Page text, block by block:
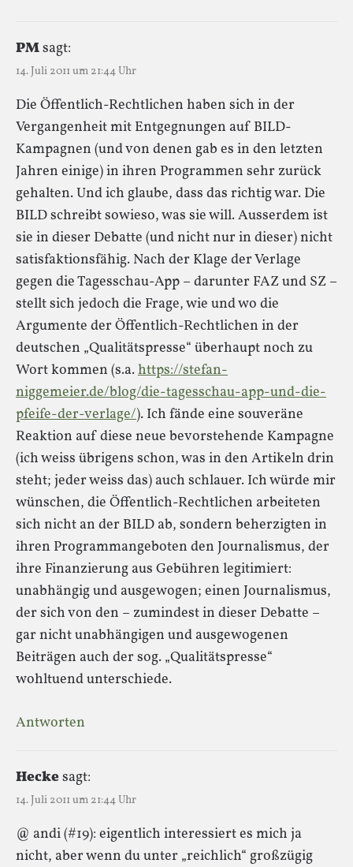
PMsagt:
14. Juli 2011 um 21:44 Uhr
Die Öffentlich-Rechtlichen haben sich in der
Vergangenheit mit Entgegnungen auf BILD-
Kampagnen (und von denen gab es in den letzten
Jahren einige) in ihren Programmen sehr zurück
gehalten. Und ich glaube, dass das richtig war. Die
BILD schreibt sowieso, was sie will. Ausserdem ist
sie in dieser Debatte (und nicht nur in dieser) nicht
satisfaktionsfähig. Nach der Klage der Verlage
gegen die Tagesschau-App – darunter FAZ und SZ –
stellt sich jedoch die Frage, wie und wo die
Argumente der Öffentlich-Rechtlichen in der
deutschen „Qualitätspresse“ überhaupt noch zu
Wort kommen (s.a.https://stefan-
niggemeier.de/blog/die-tagesschau-app-und-die-
pfeife-der-verlage/). Ich fände eine souveräne
Reaktion auf diese neue bevorstehende Kampagne
(ich weiss übrigens schon, was in den Artikeln drin
steht; jeder weiss das) auch schlauer. Ich würde mir
wünschen, die Öffentlich-Rechtlichen arbeiteten
sich nicht an der BILD ab, sondern beherzigten in
ihren Programmangeboten den Journalismus, der
ihre Finanzierung aus Gebühren legitimiert:
unabhängig und ausgewogen; einen Journalismus,
der sich von den – zumindest in dieser Debatte –
gar nicht unabhängigen und ausgewogenen
Beiträgen auch der sog. „Qualitätspresse“
wohltuend unterschiede.
Antworten
Heckesagt:
14. Juli 2011 um 21:44 Uhr
@ andi (#19): eigentlich interessiert es mich ja
nicht, aber wenn du unter „reichlich“ großzügig